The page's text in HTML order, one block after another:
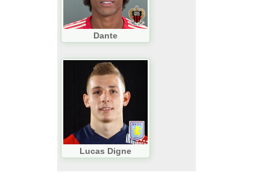
Dante
Lucas Digne